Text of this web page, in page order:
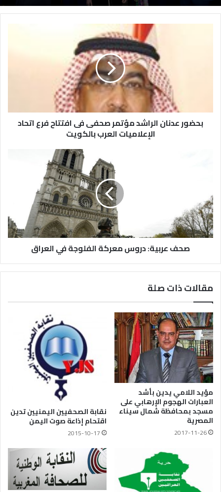
بحضور عدنان الراشد مؤتمر صحفى فى افتتاح فرع اتحاد
الإعلاميات العرب بالكويت
صحف عربية: دروس معركة الفلوجة في العراق
مقالات ذات صلة
مؤيد اللامي يدين بأشد
العبارات الهجوم الإرهابي على
مسجد بمحافظة شمال سيناء
المصرية
2017-11-26
نقابة الصحفيين اليمنيين تدين
اقتحام إذاعة صوت اليمن
2015-10-17